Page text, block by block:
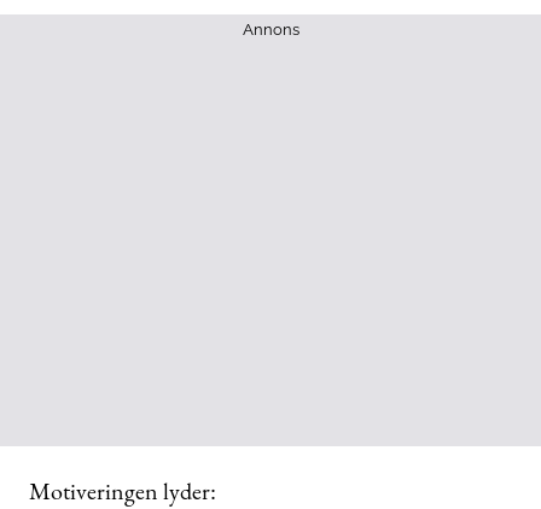
Annons
Motiveringen lyder: